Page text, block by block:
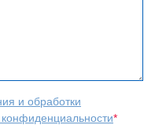
и обработки
*